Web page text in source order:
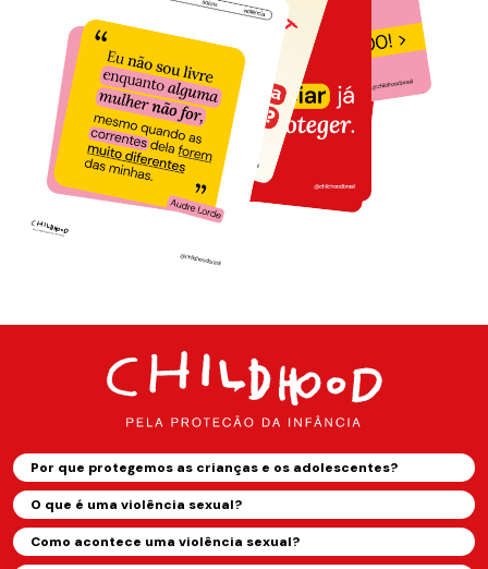
Por que protegemos as crianças e os adolescentes?
O que é uma violência sexual?
Como acontece uma violência sexual?